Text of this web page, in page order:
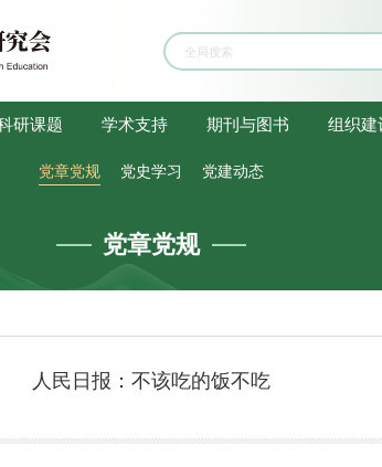
研课题 学术支持 期刊与图书 组织建
党章党规 党史学习 党建动态
党章党规
人民日报：不该吃的饭不吃